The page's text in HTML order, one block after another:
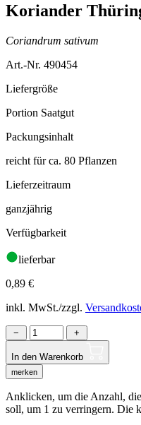
Koriander
Coriandrum sativum
Art.-Nr. 490454
Liefergröße
Portion Saatgut
Packungsinhalt
reicht für ca. 80 Pflanzen
Lieferzeitraum
ganzjährig
Verfügbarkeit
lieferbar
0,89 €
inkl. MwSt./zzgl.
− +
In den Warenkorb
merken
Anklicken, um die Anzahl,
soll, um 1 zu verringern. Die